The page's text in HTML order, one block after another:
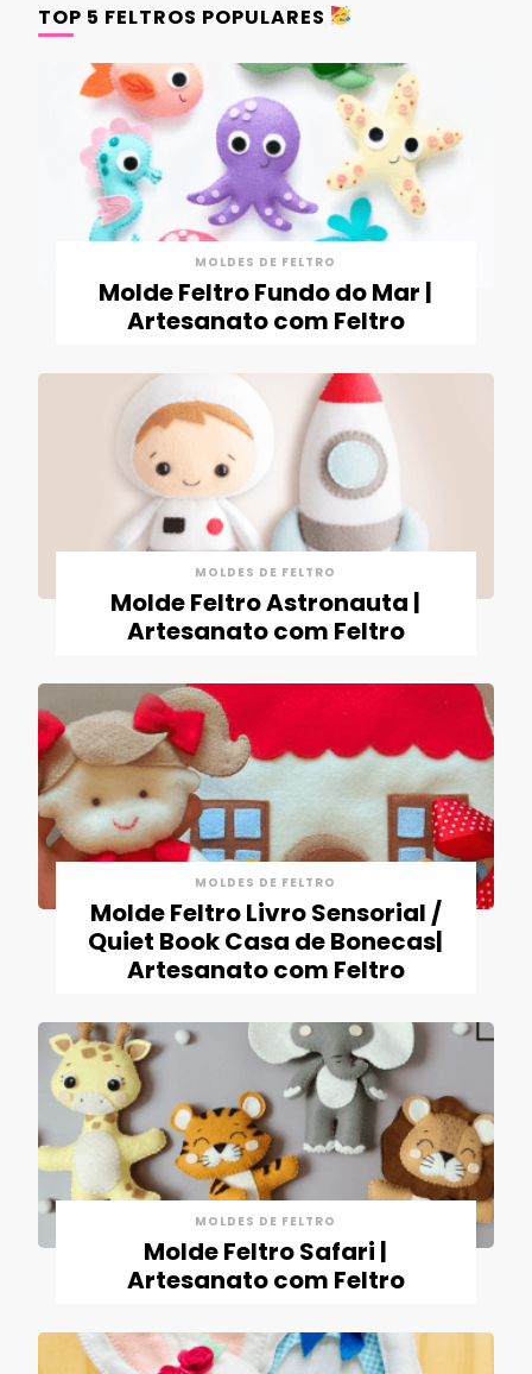
TOP 5 FELTROS POPULARES
MOLDES DE FELTRO
Molde Feltro Fundo do Mar |
Artesanato com Feltro
MOLDES DE FELTRO
Molde Feltro Astronauta |
Artesanato com Feltro
MOLDES DE FELTRO
Molde Feltro Livro Sensorial /
Quiet Book Casa de Bonecas|
Artesanato com Feltro
MOLDES DE FELTRO
Molde Feltro Safari |
Artesanato com Feltro